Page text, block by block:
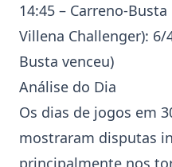
14:45 – Carreno-Busta
Villena Challenger): 6/
Busta venceu)
Análise do Dia
Os dias de jogos em
mostraram disputas
principalmente nos